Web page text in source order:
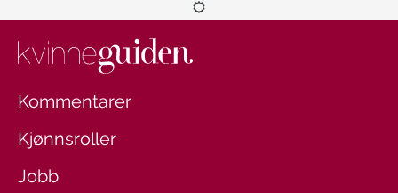
Kommentarer
Kjønnsroller
Jobb